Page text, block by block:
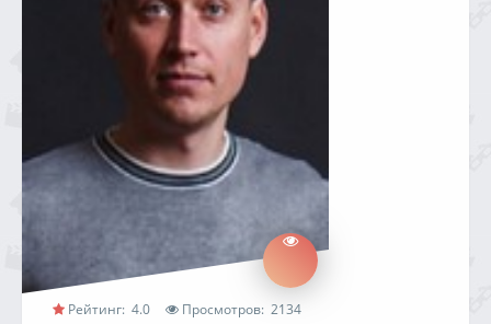
Рейтинг: 4.0 Просмотров: 2134